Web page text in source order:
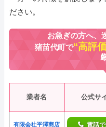
ださい。
お急ぎの方へ、
猪苗代町で“高評
業者名 公式サ
有限会社平澤商店 電話